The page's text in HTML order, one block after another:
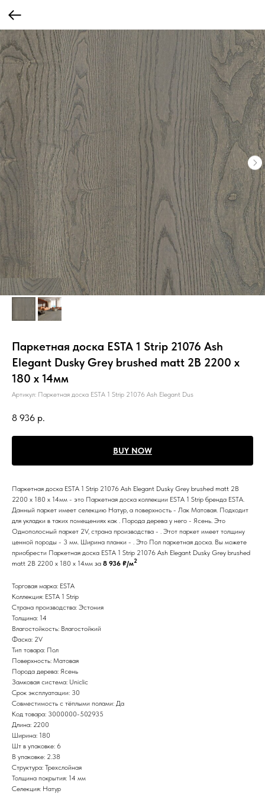
Паркетная доска ESTA 1 Strip 21076 Ash
Elegant Dusky Grey brushed matt 2B 2200 x
180 x 14мм
Артикул: Паркетная доска ESTA 1 Strip 21076 Ash Elegant Dus
8 936 р.
BUY NOW
Паркетная доска ESTA 1 Strip 21076 Ash Elegant Dusky Grey brushed matt 2B
2200 x 180 x 14мм - это Паркетная доска коллекции ESTA 1 Strip бренда ESTA.
Данный паркет имеет селекцию Натур, а поверхность - Лак Матовая. Подходит
для укладки в таких помещениях как . Порода дерева у него - Ясень. Это
Однополосный паркет 2V, страна производства - . Этот паркет имеет толщину
ценной породы - 3 мм. Ширина планки - . Это Пол паркетная доска. Вы можете
приобрести Паркетная доска ESTA 1 Strip 21076 Ash Elegant Dusky Grey brushed
matt 2B 2200 x 180 x 14мм за 8 936 ₽/м2
Торговая марка: ESTA
Коллекция: ESTA 1 Strip
Страна производства: Эстония
Толщина: 14
Влагостойкость: Влагостойкий
Фаска: 2V
Тип товара: Пол
Поверхность: Матовая
Порода дерева: Ясень
Замковая система: Uniclic
Срок эксплуатации: 30
Совместимость с тёплыми полами: Да
Код товара: 3000000-502935
Длина: 2200
Ширина: 180
Шт в упаковке: 6
В упаковке: 2.38
Структура: Трехслойная
Толщина покрытия: 14 мм
Селекция: Натур